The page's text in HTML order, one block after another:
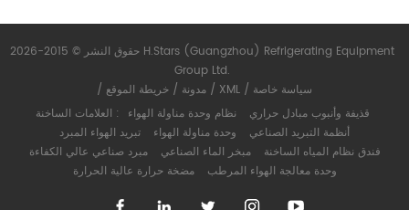
حقوق النشر © 2015-2026 H.Stars (Guangzhou) Refrigerating Equipment
Group Ltd.
/
مدونة / خريطة الموقع / XML / سياسة خاصة
العلامات الساخنة :
نظام وحدة مناولة الهواء
قذيفة وأنبوب مبادل حراري
تبريد الهواء المبرد
وحدة مناولة الهواء
أنظمة التبريد الصناعي
مبرد صناعي عالي الكفاءة
مبخر الماء الصناعي
فندق نظام المياه الساخنة
مضخة حرارة عالية الحرارة
وحدة معالجة الهواء المرطب